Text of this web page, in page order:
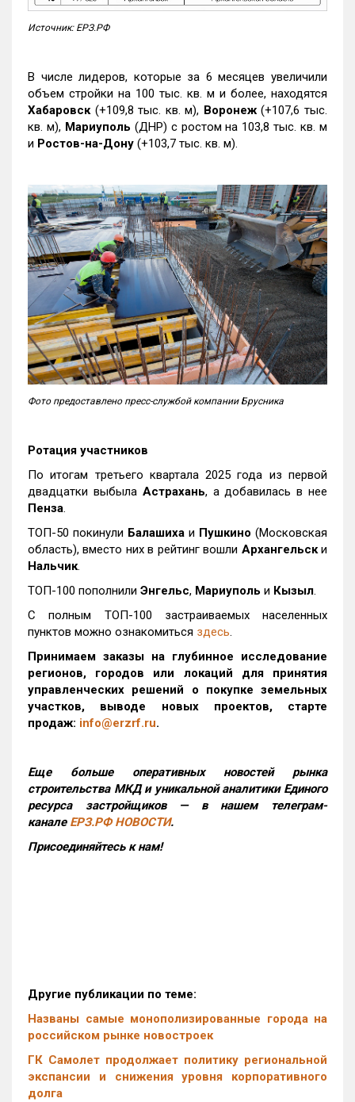
Источник: ЕРЗ.РФ
В числе лидеров, которые за 6 месяцев увеличили
объем стройки на 100 тыс. кв. м и более, находятся
Хабаровск (+109,8 тыс. кв. м), Воронеж(+107,6 тыс.
кв. м), Мариуполь (ДНР) с ростом на 103,8 тыс. кв. м
и Ростов-на-Дону (+103,7 тыс. кв. м).
Фото предоставлено пресс-службой компании Брусника
Ротация участников
По итогам третьего квартала 2025 года из первой
двадцатки выбыла Астрахань, а добавилась в нее
Пенза.
ТОП-50 покинули Балашиха и Пушкино (Московская
область), вместо них в рейтинг вошли Архангельски
Нальчик.
ТОП-100 пополнили Энгельс, Мариуполь и Кызыл.
С полным ТОП-100 застраиваемых населенных
пунктов можно ознакомиться здесь.
Принимаем заказы на глубинное исследование
регионов, городов или локаций для принятия
управленческих решений о покупке земельных
участков, выводе новых проектов, старте
продаж: info@erzrf.ru.
Еще больше оперативных новостей рынка
строительства МКД и уникальной аналитики Единого
ресурса застройщиков — в нашем телеграм-
канале ЕРЗ.РФ НОВОСТИ.
Присоединяйтесь к нам!
Другие публикации по теме:
Названы самые монополизированные города на
российском рынке новостроек
ГК Самолет продолжает политику региональной
экспансии и снижения уровня корпоративного
долга